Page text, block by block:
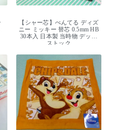
【シャー芯】ぺんてる ディズ
ニー ミッキー 替芯 0.5mm HB
30本入 日本製 当時物 デッド
ストック